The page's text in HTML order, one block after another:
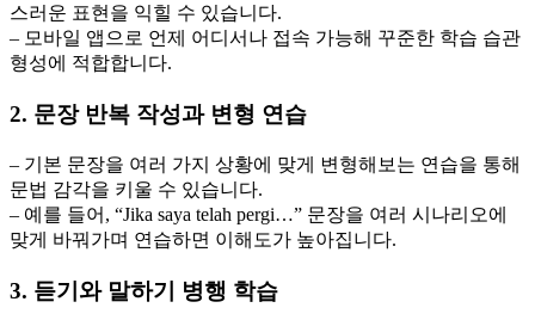
스러운 표현을 익힐 수 있습니다.
– 모바일 앱으로 언제 어디서나 접속 가능해 꾸준한 학습 습관
형성에 적합합니다.
2. 문장 반복 작성과 변형 연습
– 기본 문장을 여러 가지 상황에 맞게 변형해보는 연습을 통해
문법 감각을 키울 수 있습니다.
– 예를 들어, “Jika saya telah pergi…” 문장을 여러 시나리오에
맞게 바꿔가며 연습하면 이해도가 높아집니다.
3. 듣기와 말하기 병행 학습